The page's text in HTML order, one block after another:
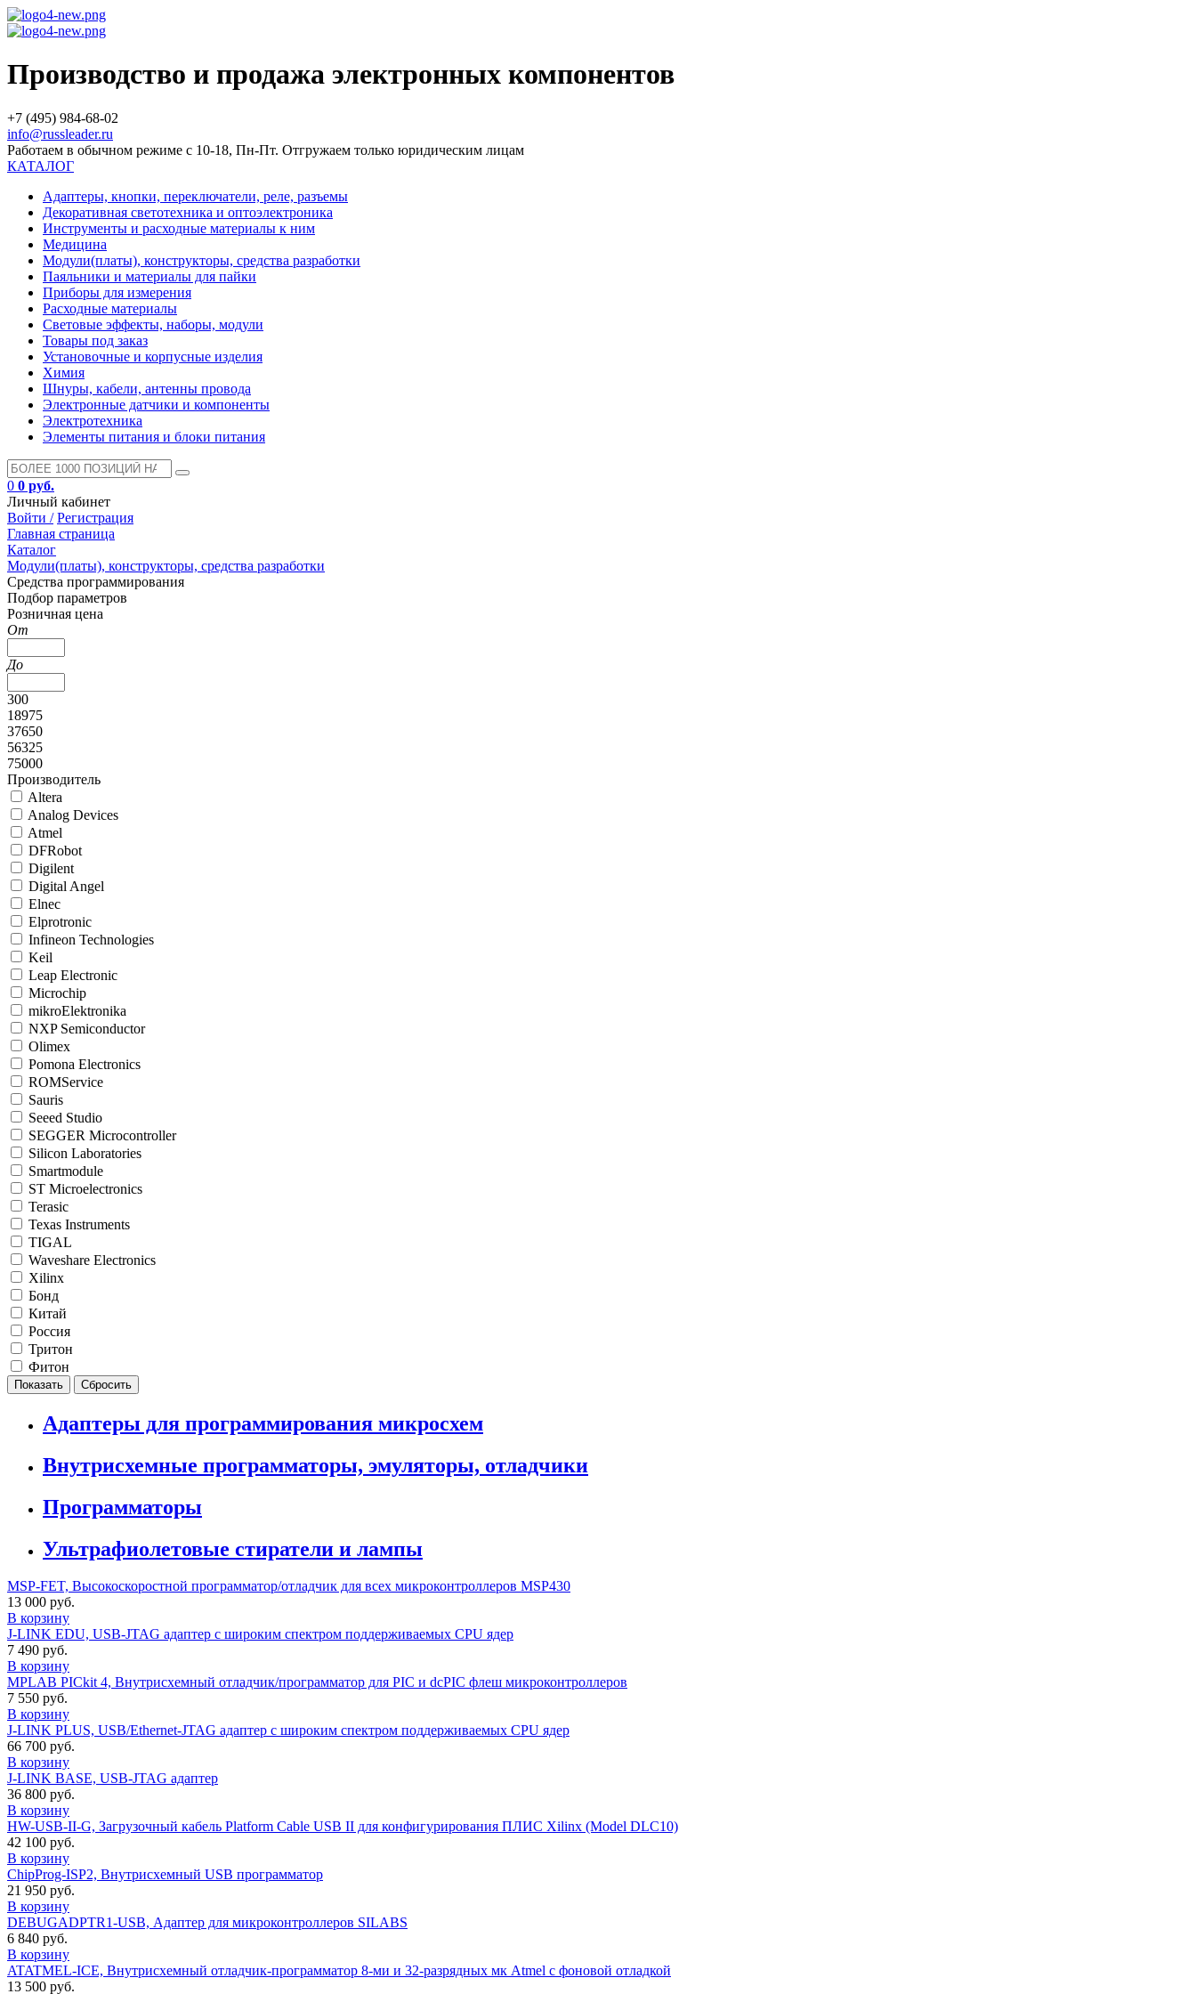
Производство и продажа электронных компонентов
+7 (495) 984-68-02
info@russleader.ru
Работаем в обычном режиме с 10-18, Пн-Пт. Отгружаем только юридическим лицам
КАТАЛОГ
Адаптеры, кнопки, переключатели, реле, разъемы
Декоративная светотехника и оптоэлектроника
Инструменты и расходные материалы к ним
Медицина
Модули(платы), конструкторы, средства разработки
Паяльники и материалы для пайки
Приборы для измерения
Расходные материалы
Световые эффекты, наборы, модули
Товары под заказ
Установочные и корпусные изделия
Химия
Шнуры, кабели, антенны провода
Электронные датчики и компоненты
Электротехника
Элементы питания и блоки питания
0 0 руб.
Личный кабинет
Войти / Регистрация
Главная страница
Каталог
Модули(платы), конструкторы, средства разработки
Средства программирования
Подбор параметров
Розничная цена
От
До
300
18975
37650
56325
75000
Производитель
Altera
Analog Devices
Atmel
DFRobot
Digilent
Digital Angel
Elnec
Elprotronic
Infineon Technologies
Keil
Leap Electronic
Microchip
mikroElektronika
NXP Semiconductor
Olimex
Pomona Electronics
ROMService
Sauris
Seeed Studio
SEGGER Microcontroller
Silicon Laboratories
Smartmodule
ST Microelectronics
Terasic
Texas Instruments
TIGAL
Waveshare Electronics
Xilinx
Бонд
Китай
Россия
Тритон
Фитон
Адаптеры для программирования микросхем
Внутрисхемные программаторы, эмуляторы, отладчики
Программаторы
Ультрафиолетовые стиратели и лампы
MSP-FET, Высокоскоростной программатор/отладчик для всех микроконтроллеров MSP430
13 000 руб.
В корзину
J-LINK EDU, USB-JTAG адаптер с широким спектром поддерживаемых CPU ядер
7 490 руб.
В корзину
MPLAB PICkit 4, Внутрисхемный отладчик/программатор для PIC и dcPIC флеш микроконтроллеров
7 550 руб.
В корзину
J-LINK PLUS, USB/Ethernet-JTAG адаптер с широким спектром поддерживаемых CPU ядер
66 700 руб.
В корзину
J-LINK BASE, USB-JTAG адаптер
36 800 руб.
В корзину
HW-USB-II-G, Загрузочный кабель Platform Cable USB II для конфигурирования ПЛИС Xilinx (Model DLC10)
42 100 руб.
В корзину
ChipProg-ISP2, Внутрисхемный USB программатор
21 950 руб.
В корзину
DEBUGADPTR1-USB, Адаптер для микроконтроллеров SILABS
6 840 руб.
В корзину
ATATMEL-ICE, Внутрисхемный отладчик-программатор 8-ми и 32-разрядных мк Atmel с фоновой отладкой
13 500 руб.